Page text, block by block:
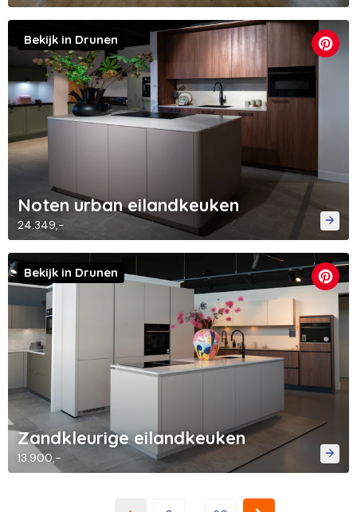
Noten urban eilandkeuken
24.349,-
Bekijk in Drunen
Zandkleurige eilandkeuken
13.900,-
Bekijk in Drunen